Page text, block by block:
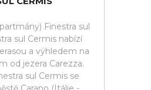
Finestra sul
sul Cermis nabízí
a výhledem na
od jezera Carezza.
sul Cermis se